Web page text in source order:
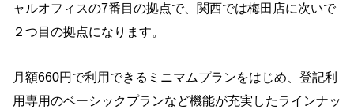
ャルオフィスの7番目の拠点で、関西では梅田店に次いで
２つ目の拠点になります。
月額660円で利用できるミニマムプランをはじめ、登記利
用専用のベーシックプランなど機能が充実したラインナッ